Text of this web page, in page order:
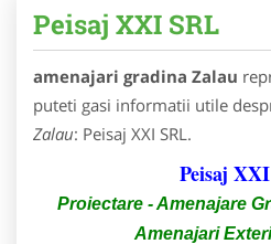
Peisaj XXI SRL
amenajari gradina Zalau
puteti gasi informatii utile
Zalau: Peisaj XXI SRL.
Peisaj
Proiectare - Amenajare
Amenajari